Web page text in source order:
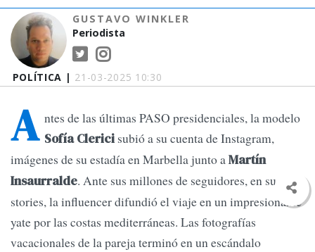
POLÍTICA | 21-03-2025 10:30
GUSTAVO WINKLER
Periodista
A ntes de las últimas PASO presidenciales, la modelo
Sofía Clerici subió a su cuenta de Instagram,
imágenes de su estadía en Marbella junto aMartín
Insaurralde. Ante sus millones de seguidores, en sus
stories, la influencer difundió el viaje en un impresionante
yate por las costas mediterráneas. Las fotografías
vacacionales de la pareja terminó en un escándalo